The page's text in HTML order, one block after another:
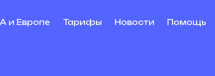
и Европе Тарифы Новости Помощь